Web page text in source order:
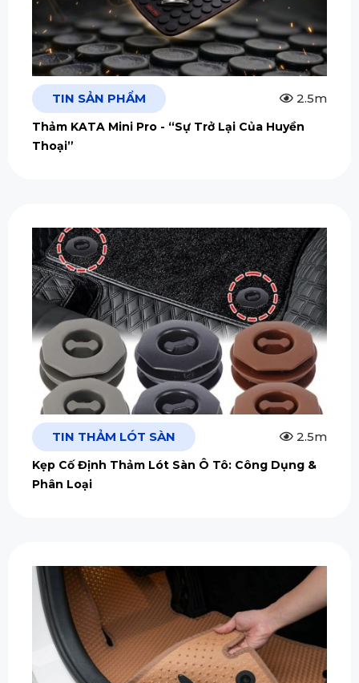
TIN SẢN PHẨM 2.5m
Thảm KATA Mini Pro - “Sự Trở Lại Của Huyền
Thoại”
TIN THẢM LÓT SÀN 2.5m
Kẹp Cố Định Thảm Lót Sàn Ô Tô: Công Dụng &
Phân Loại